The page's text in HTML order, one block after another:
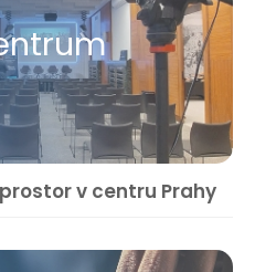
v centru Prahy